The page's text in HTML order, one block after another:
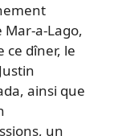
Mar-a-Lago,
ce dîner, le
ainsi que
un